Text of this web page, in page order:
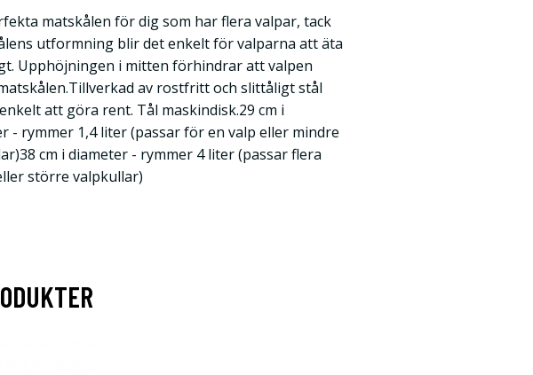
matskålen för dig som har flera valpar, tack
utformning blir det enkelt för valparna att äta
Upphöjningen i mitten förhindrar att valpen
av rostfritt och slittåligt stål
att göra rent. Tål maskindisk.29 cm i
- rymmer 1,4 liter (passar för en valp eller mindre
cm i diameter - rymmer 4 liter (passar flera
större valpkullar)